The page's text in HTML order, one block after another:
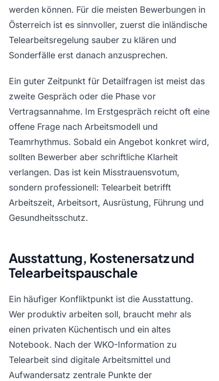
werden können. Für die meisten Bewerbungen in
Österreich ist es sinnvoller, zuerst die inländische
Telearbeitsregelung sauber zu klären und
Sonderfälle erst danach anzusprechen.
Ein guter Zeitpunkt für Detailfragen ist meist das
zweite Gespräch oder die Phase vor
Vertragsannahme. Im Erstgespräch reicht oft eine
offene Frage nach Arbeitsmodell und
Teamrhythmus. Sobald ein Angebot konkret wird,
sollten Bewerber aber schriftliche Klarheit
verlangen. Das ist kein Misstrauensvotum,
sondern professionell: Telearbeit betrifft
Arbeitszeit, Arbeitsort, Ausrüstung, Führung und
Gesundheitsschutz.
Ausstattung, Kostenersatz und
Telearbeitspauschale
Ein häufiger Konfliktpunkt ist die Ausstattung.
Wer produktiv arbeiten soll, braucht mehr als
einen privaten Küchentisch und ein altes
Notebook. Nach der WKO-Information zu
Telearbeit sind digitale Arbeitsmittel und
Aufwandersatz zentrale Punkte der